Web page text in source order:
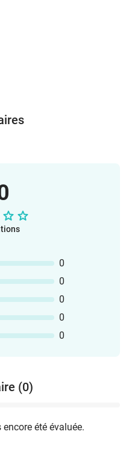
0
0
0
0
0
(0)
été évaluée.